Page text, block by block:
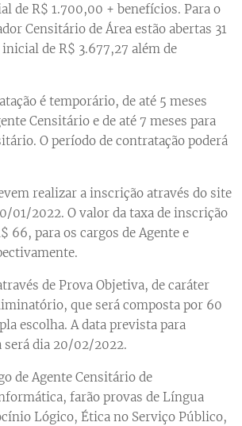
de R$ 1.700,00 + benefícios. Para o
Censitário de Área estão abertas 31
de R$ 3.677,27 além de
é temporário, de até 5 meses
Censitário e de até 7 meses para
O período de contratação poderá
realizar a inscrição através do site
01/2022. O valor da taxa de inscrição
66, para os cargos de Agente e
de Prova Objetiva, de caráter
que será composta por 60
escolha. A data prevista para
será dia 20/02/2022.
de Agente Censitário de
farão provas de Língua
Lógico, Ética no Serviço Público,